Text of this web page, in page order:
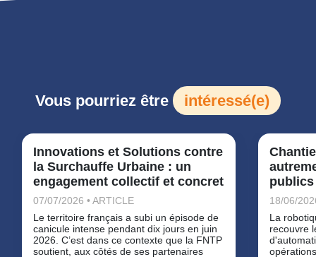
Vous pourriez être intéressé(e)
Innovations et Solutions contre
la Surchauffe Urbaine : un
engagement collectif et concret
07/07/2026 • ARTICLE
Le territoire français a subi un épisode de
canicule intense pendant dix jours en juin
2026. C’est dans ce contexte que la FNTP
soutient, aux côtés de ses partenaires
publics
18/06/
La
recouvre